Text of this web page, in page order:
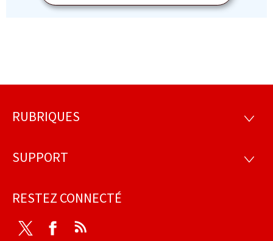
Pied
page
RUBRIQUES
SUPPORT
RESTEZ CONNECTÉ
Twitter Facebook